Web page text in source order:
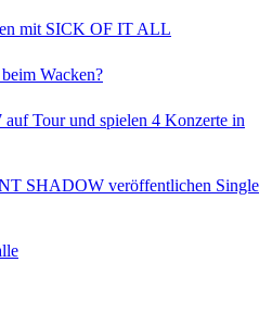
mit SICK OF IT ALL
Wacken?
Tour und spielen 4 Konzerte in
SHADOW veröffentlichen Single